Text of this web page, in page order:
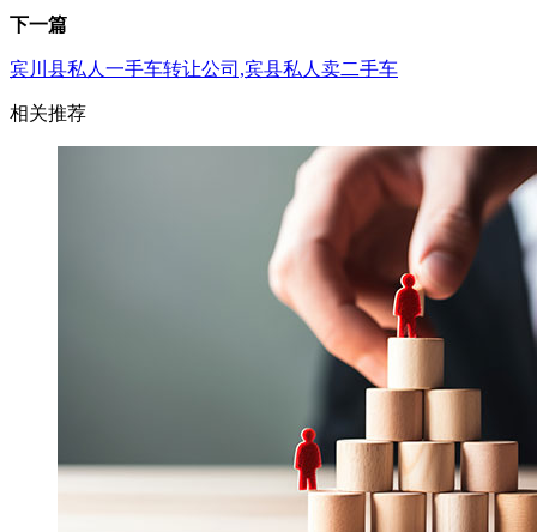
下一篇
宾川县私人一手车转让公司,宾县私人卖二手车
相关推荐